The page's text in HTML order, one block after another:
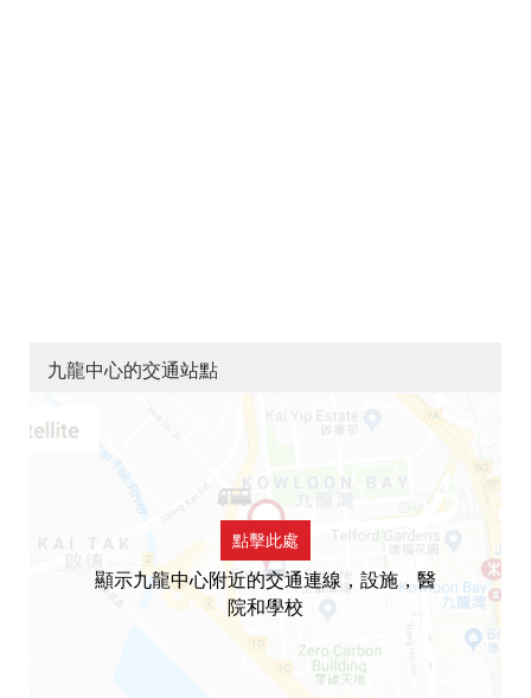
九龍中心的交通站點
點擊此處
顯示九龍中心附近的交通連線，設施，醫
院和學校